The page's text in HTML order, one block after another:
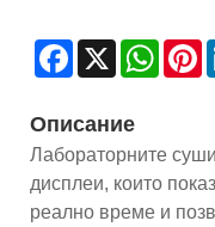
Facebook
X
Описание
Лабораторните
дисплеи, които
реално време и